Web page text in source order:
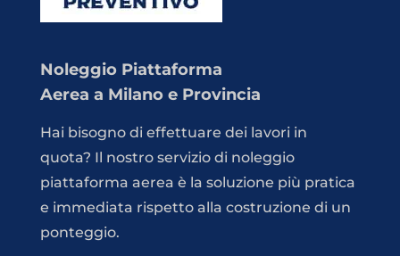
Noleggio Piattaforma
Aerea a Milano e Provincia
Hai bisogno di effettuare dei lavori in
quota? Il nostro servizio di noleggio
piattaforma aerea è la soluzione più pratica
e immediata rispetto alla costruzione di un
ponteggio.